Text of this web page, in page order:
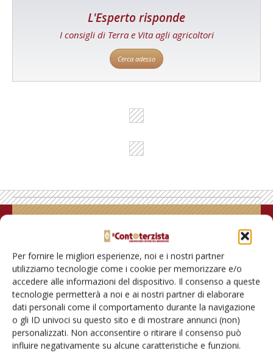
Per fornire le migliori esperienze, noi e i nostri partner
utilizziamo tecnologie come i cookie per memorizzare e/o
accedere alle informazioni del dispositivo. Il consenso a queste
tecnologie permetterà a noi e ai nostri partner di elaborare
dati personali come il comportamento durante la navigazione
o gli ID univoci su questo sito e di mostrare annunci (non)
personalizzati. Non acconsentire o ritirare il consenso può
influire negativamente su alcune caratteristiche e funzioni.
L'Esperto risponde
I consigli di Terra e Vita agli agricoltori
Cerca adesso
Rimani aggiornato sul mondo
dell’agricoltura
Iscriviti alle nostre newsletter